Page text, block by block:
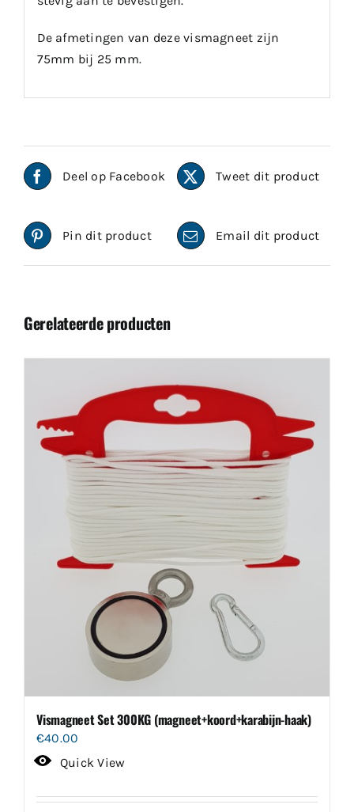
De afmetingen van deze vismagneet zijn
75mm bij 25 mm.
Deel op Facebook Tweet dit product
Pin dit product Email dit product
Gerelateerde producten
Vismagneet Set 300KG (magneet+koord+karabijn-haak)
€40.00
Quick View